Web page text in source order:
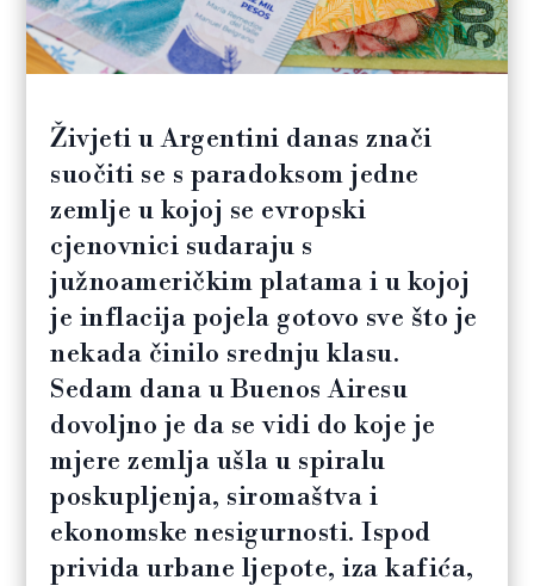
Živjeti u Argentini danas znači
suočiti se s paradoksom jedne
zemlje u kojoj se evropski
cjenovnici sudaraju s
južnoameričkim platama i u kojoj
je inflacija pojela gotovo sve što je
nekada činilo srednju klasu.
Sedam dana u Buenos Airesu
dovoljno je da se vidi do koje je
mjere zemlja ušla u spiralu
poskupljenja, siromaštva i
ekonomske nesigurnosti. Ispod
privida urbane ljepote, iza kafića,